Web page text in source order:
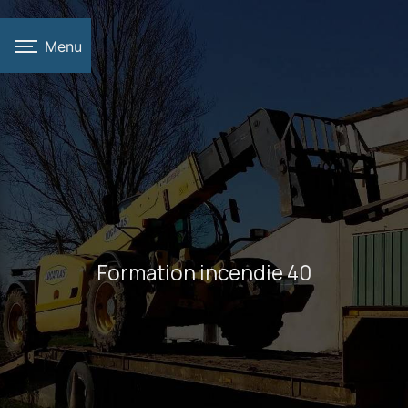
Menu
Formation incendie 40
Panneau de gestion des cookies